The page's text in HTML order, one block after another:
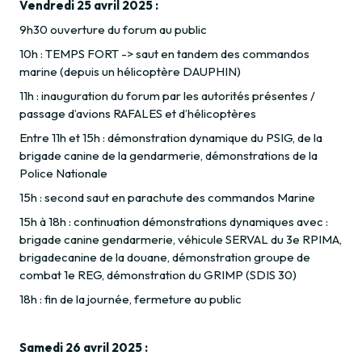
Vendredi 25 avril 2025 :
9h30 ouverture du forum au public
10h : TEMPS FORT -> saut en tandem des commandos
marine (depuis un hélicoptère DAUPHIN)
11h : inauguration du forum par les autorités présentes /
passage d’avions RAFALES et d’hélicoptères
Entre 11h et 15h : démonstration dynamique du PSIG, de la
brigade canine de la gendarmerie, démonstrations de la
Police Nationale
15h : second saut en parachute des commandos Marine
15h à 18h : continuation démonstrations dynamiques avec :
brigade canine gendarmerie, véhicule SERVAL du 3e RPIMA,
brigadecanine de la douane, démonstration groupe de
combat 1e REG, démonstration du GRIMP (SDIS 30)
18h : fin de la journée, fermeture au public
Samedi 26 avril 2025 :